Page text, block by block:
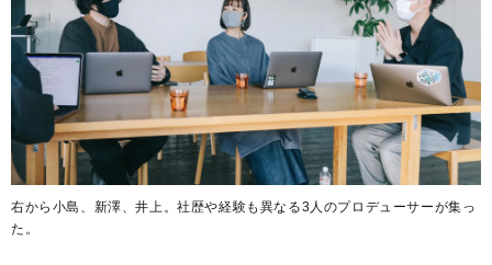
右から小島、新澤、井上。社歴や経験も異なる3人のプロデューサーが集っ
た。